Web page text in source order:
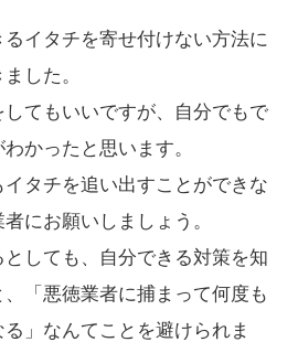
イタチを寄せ付けない方法に
した。
てもいいですが、自分でもで
かったと思います。
タチを追い出すことができな
にお願いしましょう。
しても、自分できる対策を知
「悪徳業者に捕まって何度も
」なんてことを避けられま